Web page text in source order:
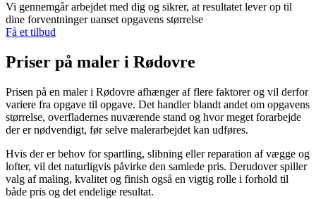
Vi gennemgår arbejdet med dig og sikrer, at resultatet lever op til
dine forventninger uanset opgavens størrelse
Få et tilbud
Priser på maler i Rødovre
Prisen på en maler i Rødovre afhænger af flere faktorer og vil derfor
variere fra opgave til opgave. Det handler blandt andet om opgavens
størrelse, overfladernes nuværende stand og hvor meget forarbejde
der er nødvendigt, før selve malerarbejdet kan udføres.
Hvis der er behov for spartling, slibning eller reparation af vægge og
lofter, vil det naturligvis påvirke den samlede pris. Derudover spiller
valg af maling, kvalitet og finish også en vigtig rolle i forhold til
både pris og det endelige resultat.